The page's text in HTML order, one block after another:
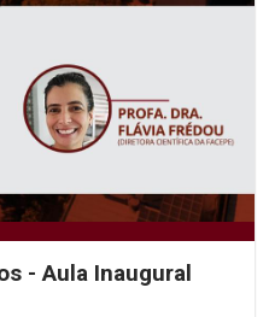
- Aula Inaugural